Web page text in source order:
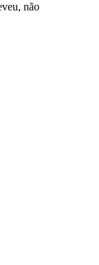
não